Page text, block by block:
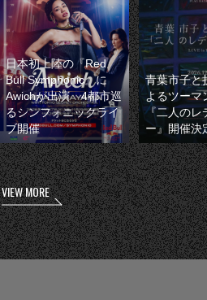
日本初上陸の『Red
Bull Symphonic』に
Awichが出演 4都市巡
るシンフォニックライ
ブ開催
青葉市子と
よるツーマ
『二人のレ
ー』開催決
VIEW MORE